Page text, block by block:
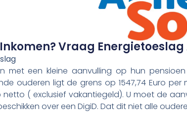
Vraag Energietoeslag
met een kleine aanvulling op hun
ouderen ligt de grens op 1547,74 Euro
netto ( exclusief vakantiegeld). U moet de
over een DigiD. Dat dit niet alle